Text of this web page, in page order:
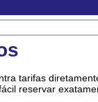
tarifas
reservar